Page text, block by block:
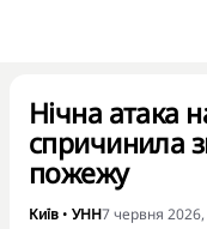
Нічна атака
спричинила
пожежу
Київ • УНН7 червня